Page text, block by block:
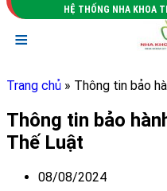
HỆ THỐNG NHA KHOA
≡
Trang chủ » Thông tin bảo
Thông tin bảo
Thế Luật
08/08/2024